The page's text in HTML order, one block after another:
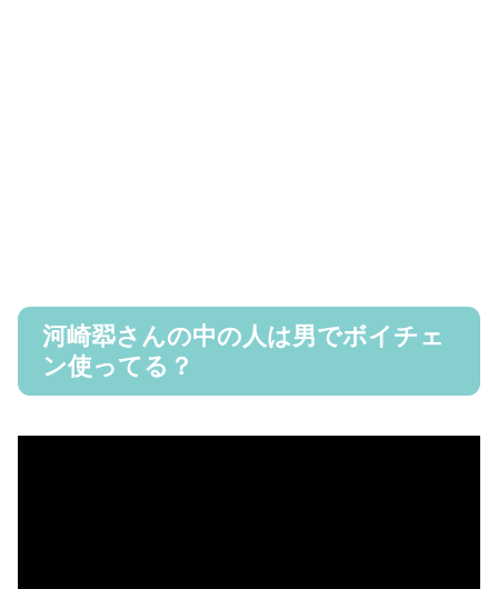
河崎翆さんの中の人は男でボイチェ
ン使ってる？